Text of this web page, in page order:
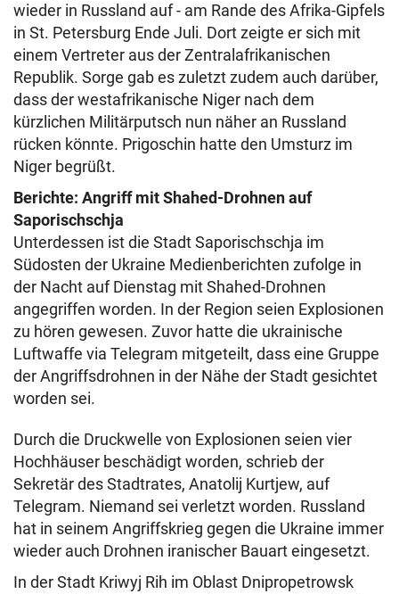
wieder in Russland auf - am Rande des Afrika-Gipfels
in St. Petersburg Ende Juli. Dort zeigte er sich mit
einem Vertreter aus der Zentralafrikanischen
Republik. Sorge gab es zuletzt zudem auch darüber,
dass der westafrikanische Niger nach dem
kürzlichen Militärputsch nun näher an Russland
rücken könnte. Prigoschin hatte den Umsturz im
Niger begrüßt.
Berichte: Angriff mit Shahed-Drohnen auf
Saporischschja
Unterdessen ist die Stadt Saporischschja im
Südosten der Ukraine Medienberichten zufolge in
der Nacht auf Dienstag mit Shahed-Drohnen
angegriffen worden. In der Region seien Explosionen
zu hören gewesen. Zuvor hatte die ukrainische
Luftwaffe via Telegram mitgeteilt, dass eine Gruppe
der Angriffsdrohnen in der Nähe der Stadt gesichtet
worden sei.
Durch die Druckwelle von Explosionen seien vier
Hochhäuser beschädigt worden, schrieb der
Sekretär des Stadtrates, Anatolij Kurtjew, auf
Telegram. Niemand sei verletzt worden. Russland
hat in seinem Angriffskrieg gegen die Ukraine immer
wieder auch Drohnen iranischer Bauart eingesetzt.
In der Stadt Kriwyj Rih im Oblast Dnipropetrowsk